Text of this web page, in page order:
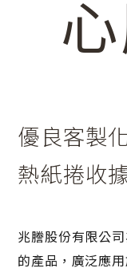
優良客製
熱紙捲收
兆謄股份有限公
的產品，廣泛應